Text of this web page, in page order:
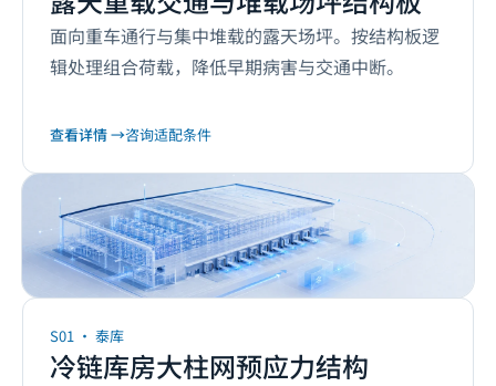
面向重车通行与集中堆载的露天场坪。按结构板逻
辑处理组合荷载，降低早期病害与交通中断。
查看详情 →咨询适配条件
高效空间预应力结构系统
S01 · 泰库
冷链库房大柱网预应力结构